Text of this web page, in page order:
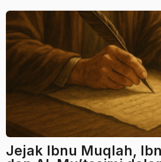
Jejak Ibnu Muqlah,